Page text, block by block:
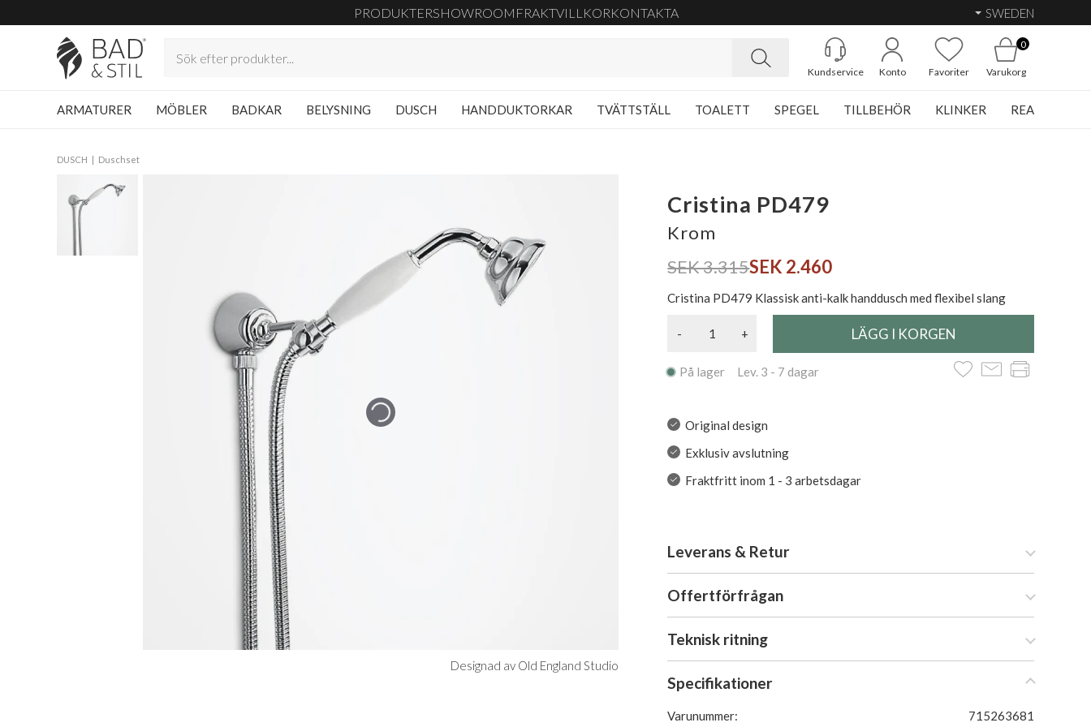
PRODUKTERSHOWROOM FRAKTVILLKORKONTAKTA SWEDEN
Kundservice Konto Favoriter
0
Varukorg
ARMATURER MÖBLER BADKAR BELYSNING DUSCH HANDDUKTORKAR TVÄTTSTÄLL TOALETT SPEGEL TILLBEHÖR KLINKER REA
DUSCH Duschset
Designad av Old England Studio
Cristina PD479
Krom
SEK 3.315SEK 2.460
Cristina PD479 Klassisk anti-kalk handdusch med flexibel slang
- +
På lager Lev. 3 - 7 dagar
Original design
Exklusiv avslutning
Fraktfritt inom 1 - 3 arbetsdagar
Leverans & Retur
Offertförfrågan
Teknisk ritning
Specifikationer
Varunummer: 715263681